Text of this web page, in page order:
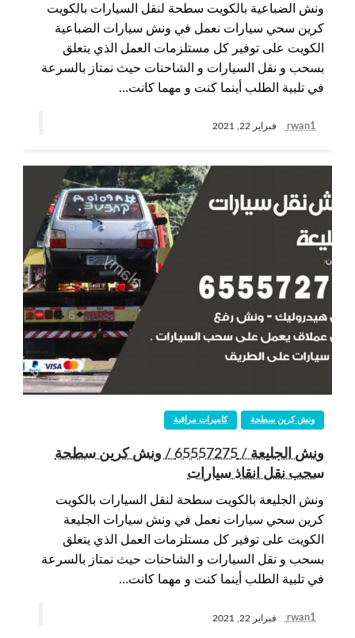
ونش الضباعية بالكويت سطحة لنقل السيارات بالكويت
كرين سحي سيارات نعمل في ونش سيارات الضباعية
الكويت على توفير كل مستلزمات العمل الذي يتعلق
بسحب و نقل السيارات و الشاحنات حيث نمتاز بالسرعة
في تلبية الطلب أينما كنت و مهما كانت…
rwan1 فبراير 22, 2021
كاميرات مراقبة ونش كرين سطحة
ونش الجليعة / 65557275 / ونش كرين سطحة
سحب نقل انقاذ سيارات
ونش الجليعة بالكويت سطحة لنقل السيارات بالكويت
كرين سحي سيارات نعمل في ونش سيارات الجليعة
الكويت على توفير كل مستلزمات العمل الذي يتعلق
بسحب و نقل السيارات و الشاحنات حيث نمتاز بالسرعة
في تلبية الطلب أينما كنت و مهما كانت…
rwan1 فبراير 22, 2021